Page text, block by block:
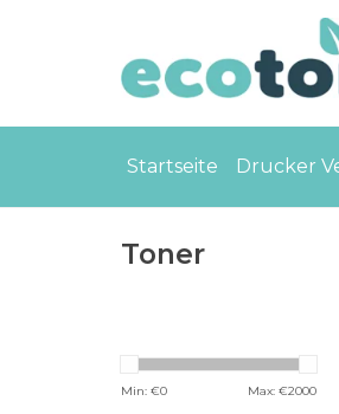
Startseite Drucker
Toner
Min: €0 Max: €2000